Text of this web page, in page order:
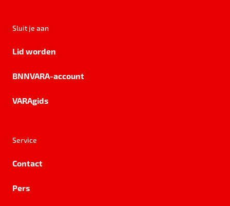
Sluit je aan
Lid worden
BNNVARA-account
VARAgids
Service
Contact
Pers